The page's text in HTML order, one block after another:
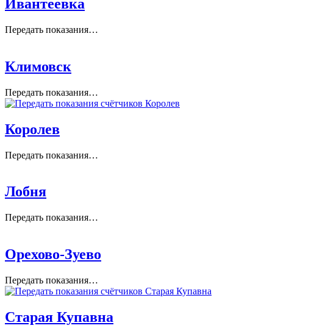
Ивантеевка
Передать показания…
Климовск
Передать показания…
Королев
Передать показания…
Лобня
Передать показания…
Орехово-Зуево
Передать показания…
Старая Купавна